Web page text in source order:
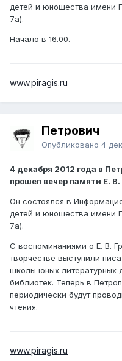
детей и юношества имени
7а).
Начало в 16.00.
www.piragis.ru
Петрович
Опубликовано 4
4 декабря 2012 года в
прошел вечер памяти Е. В.
Он состоялся в
детей и юношества имени
7а).
С воспоминаниями о Е. В.
творчестве выступили
школы юных литературных
библиотек. Теперь в
периодически будут
чтения.
www.piragis.ru